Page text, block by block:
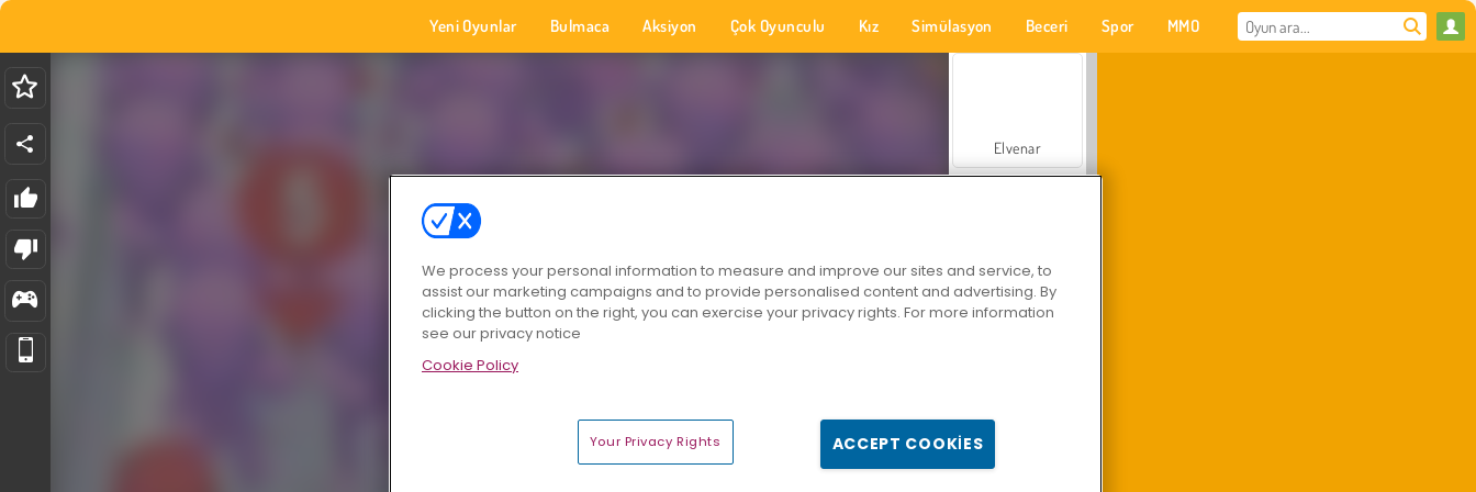
Yeni Oyunlar Bulmaca Aksiyon Çok Oyunculu Kız Simülasyon Beceri Spor MMO
Elvenar
We process your personal information to measure and improve our sites and service, to
assist our marketing campaigns and to provide personalised content and advertising. By
clicking the button on the right, you can exercise your privacy rights. For more information
see our privacy notice
Cookie Policy
Your Privacy Rights ACCEPT COOKIES